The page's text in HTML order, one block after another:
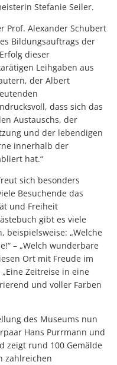
Stefanie Seiler.
Prof. Alexander Schubert
Bildungsauftrags der
dieser
Leihgaben aus
der Albert
dass sich das
Austauschs, der
und der lebendigen
innerhalb der
hat.“
sich besonders
Besuchende das
und Freiheit
gibt es viele
beispielsweise: „Welche
– „Welch wunderbare
Ort mit Freude im
Zeitreise in eine
und voller Farben
des Museums nun
Hans Purrmann und
zeigt rund 100 Gemälde
zahlreichen